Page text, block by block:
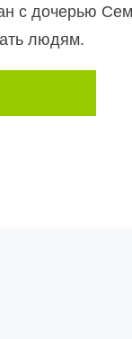
с дочерью
людям.